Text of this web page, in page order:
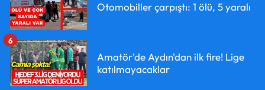
Otomobiller çarpıştı: 1 ölü, 5 yaralı
Amatör'de Aydın'dan ilk fire! Lige
katılmayacaklar
6